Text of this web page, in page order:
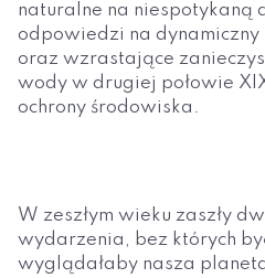
naturalne na niespotykaną
odpowiedzi na
oraz wzrastające
wody w drugiej połowie
ochrony środowiska.
W zeszłym wieku zaszły
wydarzenia, bez których
wyglądałaby nasza